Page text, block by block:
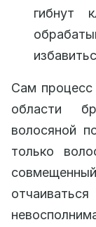
гибнут
Сам процесс
области
волосяной
только